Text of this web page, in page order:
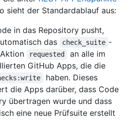
sieht der Standardablauf aus:
in das Repository pusht,
das
check_suite -
requested
an alle im
GitHub Apps, die die
haben. Dieses
die Apps darüber, dass Code
übertragen wurde und dass
eine neue Prüfsuite erstellt